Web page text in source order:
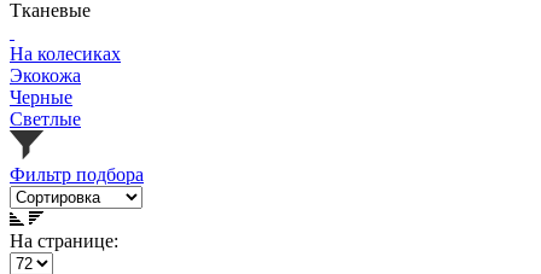
Тканевые
На колесиках
Экокожа
Черные
Светлые
Фильтр подбора
На странице: